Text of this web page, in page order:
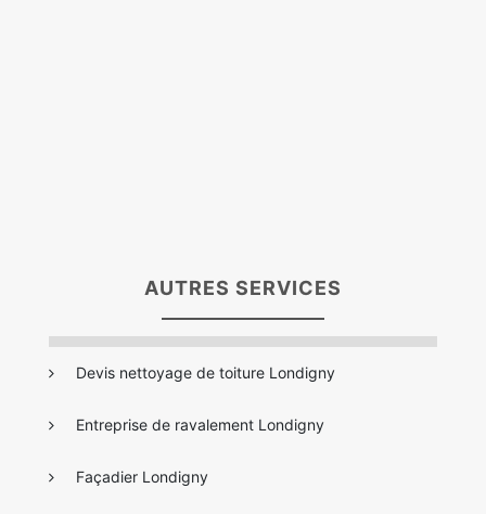
AUTRES SERVICES
Devis nettoyage de toiture Londigny
Entreprise de ravalement Londigny
Façadier Londigny